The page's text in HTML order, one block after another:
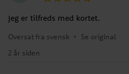
Jeg er tilfreds med kortet.
Oversat fra svensk •
Se original
2 år siden